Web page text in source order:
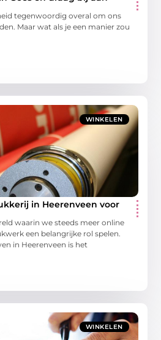
tegenwoordig overal om ons
Maar wat als je een manier zou
WINKELEN
in Heerenveen voor
waarin we steeds meer online
een belangrijke rol spelen.
in Heerenveen is het
WINKELEN